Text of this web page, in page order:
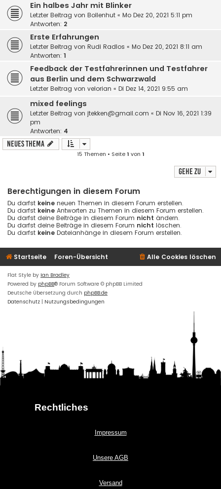
Ein halbes Jahr mit Blinker
Letzter Beitrag von Bollenhut « Mo Dez 20, 2021 5:11 pm
Antworten: 2
Erste Erfahrungen
Letzter Beitrag von Rudi Radlos « Mo Dez 20, 2021 8:11 am
Antworten: 1
Feedback der Testfahrerinnen und Testfahrer
aus Berlin und dem Schwarzwald
Letzter Beitrag von velorian « Di Dez 14, 2021 9:55 am
mixed feelings
Letzter Beitrag von jtekken@gmail.com « Di Nov 16, 2021 1:39
pm
Antworten: 4
Neues Thema
15 Themen • Seite1 von 1
Gehe zu
Berechtigungen in diesem Forum
Du darfst keine neuen Themen in diesem Forum erstellen.
Du darfst keine Antworten zu Themen in diesem Forum erstellen.
Du darfst deine Beiträge in diesem Forum nicht ändern.
Du darfst deine Beiträge in diesem Forum nicht löschen.
Du darfst keine Dateianhänge in diesem Forum erstellen.
Startseite Foren-Übersicht Alle Cookies löschen
Flat Style by Ian Bradley
Powered by phpBB® Forum Software © phpBB Limited
Deutsche Übersetzung durch phpBB.de
Datenschutz | Nutzungsbedingungen
Rechtliches
Impressum
Unsere AGB
Versand